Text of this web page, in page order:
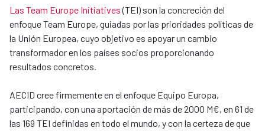
Las Team Europe Initiatives(TEI) son la concreción del
enfoque Team Europe, guiadas por las prioridades políticas de
la Unión Europea, cuyo objetivo es apoyar un cambio
transformador en los países socios proporcionando
resultados concretos.
AECID cree firmemente en el enfoque Equipo Europa,
participando, con una aportación de más de 2000 M€, en 61 de
las 169 TEI definidas en todo el mundo, y con la certeza de que